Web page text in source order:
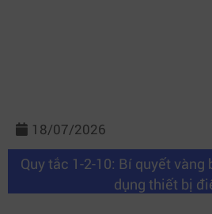
18/07/2026
Quy tắc 1-2-10: Bí quyết
dụng thiết bị